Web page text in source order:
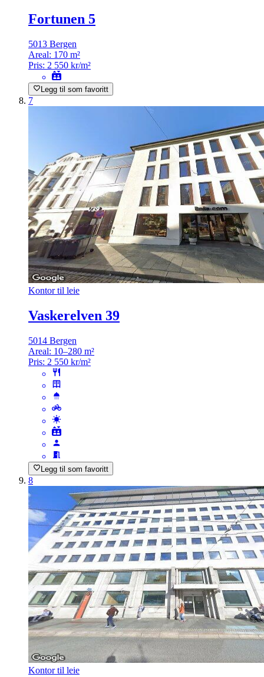
Fortunen 5
5013 Bergen
Areal: 170 m²
Pris: 2 550 kr/m²
Legg til som favoritt
7
Kontor til leie
Vaskerelven 39
5014 Bergen
Areal: 10–280 m²
Pris: 2 550 kr/m²
Legg til som favoritt
8
Kontor til leie